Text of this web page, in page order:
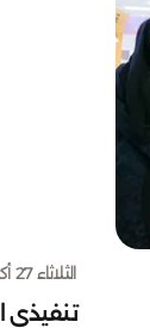
الثلاثاء 27 أكتوبر 2020
تنفيذي